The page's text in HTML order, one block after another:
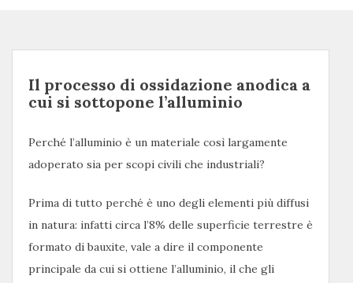
Il processo di ossidazione anodica a
cui si sottopone l’alluminio
Perché l’alluminio è un materiale così largamente
adoperato sia per scopi civili che industriali?
Prima di tutto perché è uno degli elementi più diffusi
in natura: infatti circa l’8% delle superficie terrestre è
formato di bauxite, vale a dire il componente
principale da cui si ottiene l’alluminio, il che gli